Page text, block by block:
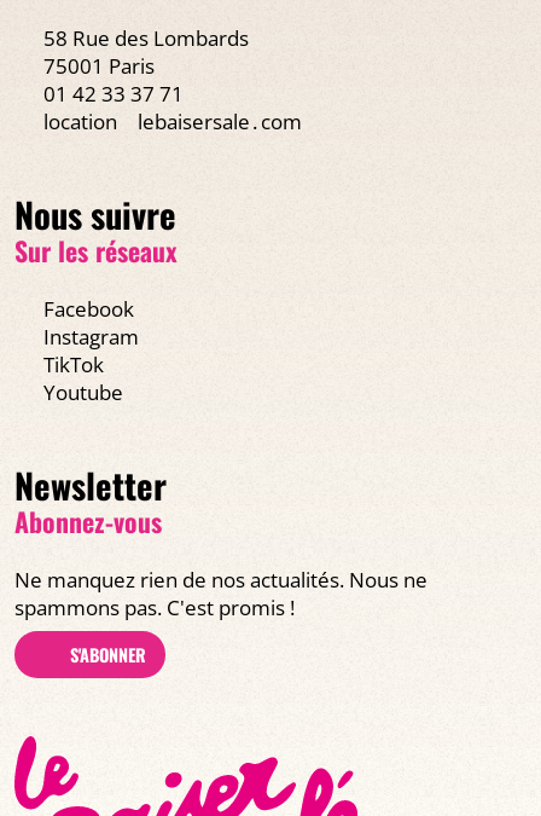
58 Rue des Lombards
75001 Paris
01 42 33 37 71
location
lebaisersale․com
Nous suivre
Sur les réseaux
Facebook
Instagram
TikTok
Youtube
Newsletter
Abonnez-vous
Ne manquez rien de nos actualités. Nous ne
spammons pas. C'est promis !
S'ABONNER